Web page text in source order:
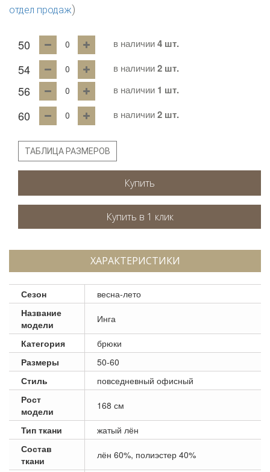
отдел продаж)
50 в наличии4 шт.
54 в наличии2 шт.
56 в наличии 1 шт.
60 в наличии2 шт.
ТАБЛИЦА РАЗМЕРОВ
Купить
ХАРАКТЕРИСТИКИ
Сезон
весна-лето
Название
модели
Инга
Категория
брюки
Размеры
50-60
Стиль
повседневный офисный
Рост
модели
168 см
Тип ткани
жатый лён
Состав
ткани
лён 60%, полиэстер 40%